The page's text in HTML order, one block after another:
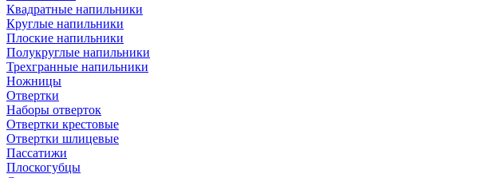
Квадратные напильники
Круглые напильники
Плоские напильники
Полукруглые напильники
Трехгранные напильники
Ножницы
Отвертки
Наборы отверток
Отвертки крестовые
Отвертки шлицевые
Пассатижи
Плоскогубцы